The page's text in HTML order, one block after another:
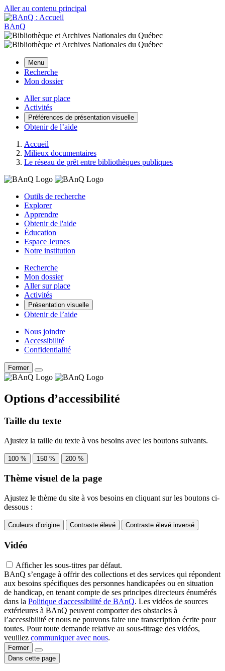
Aller au contenu principal
BAnQ
Menu
Recherche
Mon dossier
Aller sur place
Activités
Préférences de présentation visuelle
Obtenir de l’aide
Accueil
Milieux documentaires
Le réseau de prêt entre bibliothèques publiques
Outils de recherche
Explorer
Apprendre
Obtenir de l'aide
Éducation
Espace Jeunes
Notre institution
Recherche
Mon dossier
Aller sur place
Activités
Présentation visuelle
Obtenir de l’aide
Nous joindre
Accessibilité
Confidentialité
Fermer
Options d’accessibilité
Taille du texte
Ajustez la taille du texte à vos besoins avec les boutons suivants.
100 % 150 % 200 %
Thème visuel de la page
Ajustez le thème du site à vos besoins en cliquant sur les boutons ci-
dessous :
Couleurs d’origine Contraste élevé Contraste élevé inversé
Vidéo
Afficher les sous-titres par défaut.
BAnQ s’engage à offrir des collections et des services qui répondent
aux besoins spécifiques des personnes handicapées ou en situation
de handicap, en tenant compte de ses principes directeurs énumérés
dans la Politique d'accessibilité de BAnQ. Les vidéos de sources
extérieures à BAnQ peuvent comporter des obstacles à
l’accessibilité et nous ne pouvons faire une transcription écrite pour
toutes. Pour toute demande relative au sous-titrage des vidéos,
veuillez communiquer avec nous.
Fermer
Dans cette page